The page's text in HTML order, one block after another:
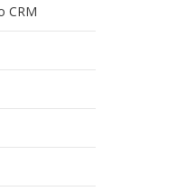
CRM